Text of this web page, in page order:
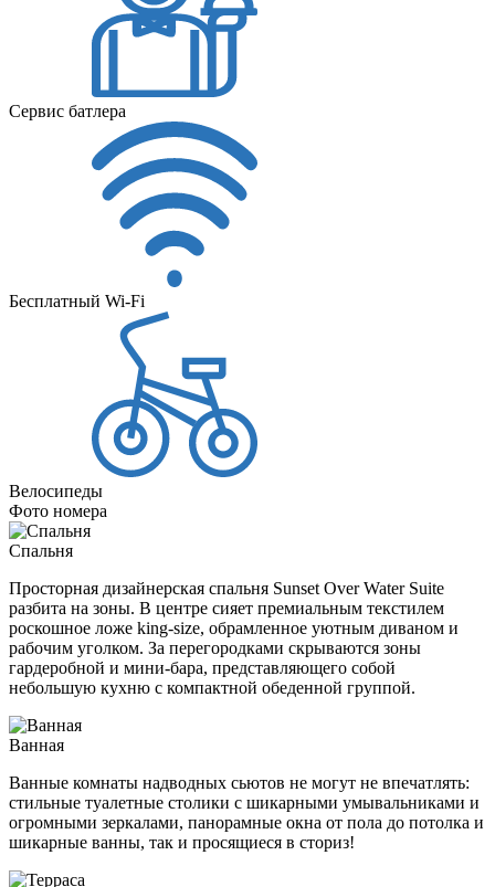
Сервис батлера
Бесплатный Wi-Fi
Велосипеды
Фото номера
Спальня
Просторная дизайнерская спальня Sunset Over Water Suite
разбита на зоны. В центре сияет премиальным текстилем
роскошное ложе king-size, обрамленное уютным диваном и
рабочим уголком. За перегородками скрываются зоны
гардеробной и мини-бара, представляющего собой
небольшую кухню с компактной обеденной группой.
Ванная
Ванные комнаты надводных сьютов не могут не впечатлять:
стильные туалетные столики с шикарными умывальниками и
огромными зеркалами, панорамные окна от пола до потолка и
шикарные ванны, так и просящиеся в сториз!